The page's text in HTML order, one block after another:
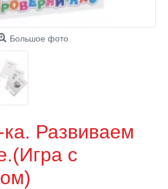
Большое фото
Развиваем
с